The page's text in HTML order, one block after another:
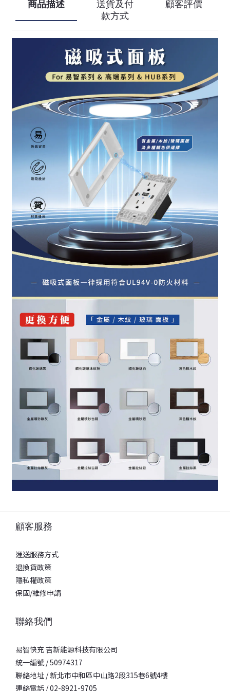
商品描述 送貨及付
款方式
顧客評價
顧客服務
運送服務方式
退換貨政策
隱私權政策
保固/維修申請
聯絡我們
易智快充 吉新能源科技有限公司
統一編號 / 50974317
聯絡地址 / 新北市中和區中山路2段315巷6號4樓
連絡電話 / 02-8921-9705